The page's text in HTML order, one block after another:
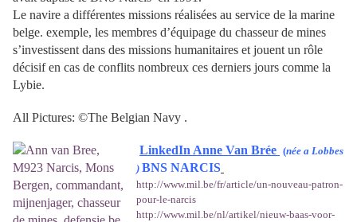
Le navire a différentes missions réalisées au service de la marine
belge. exemple, les membres d’équipage du chasseur de mines
s’investissent dans des missions humanitaires et jouent un rôle
décisif en cas de conflits nombreux ces derniers jours comme la
Lybie.
All Pictures: ©The Belgian Navy .
LinkedIn Anne Van Brée (née a Lobbes
) BNS NARCIS
http://www.mil.be/fr/article/un-nouveau-patron-
pour-le-narcis
http://www.mil.be/nl/artikel/nieuw-baas-voor-